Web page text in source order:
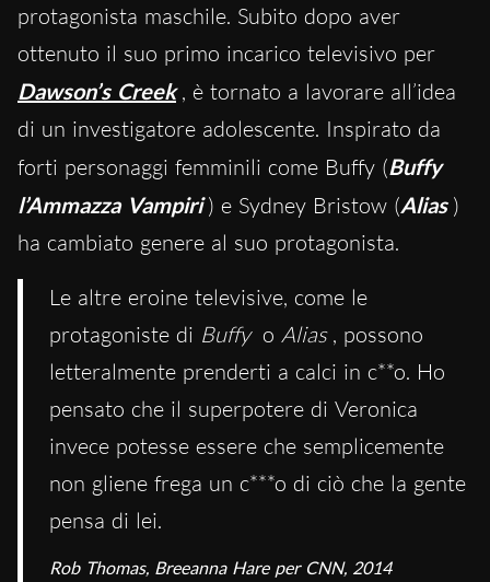
protagonista maschile. Subito dopo aver
ottenuto il suo primo incarico televisivo per
Dawson’s Creek , è tornato a lavorare all’idea
di un investigatore adolescente. Inspirato da
forti personaggi femminili come Buffy (Buffy
l’Ammazza Vampiri ) e Sydney Bristow (Alias )
ha cambiato genere al suo protagonista.
Le altre eroine televisive, come le
protagoniste di Buffy o Alias , possono
letteralmente prenderti a calci in c**o. Ho
pensato che il superpotere di Veronica
invece potesse essere che semplicemente
non gliene frega un c***o di ciò che la gente
pensa di lei.
Rob Thomas, Breeanna Hare per CNN, 2014